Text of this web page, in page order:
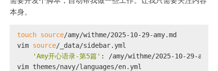
本身。
touch source/amy/withme/2025-10-29-amy.md
vim source/_data/sidebar.yml
'Amy开心语录-第5篇' : /amy/withme/2025-10-29-
vim themes/navy/languages/en.yml